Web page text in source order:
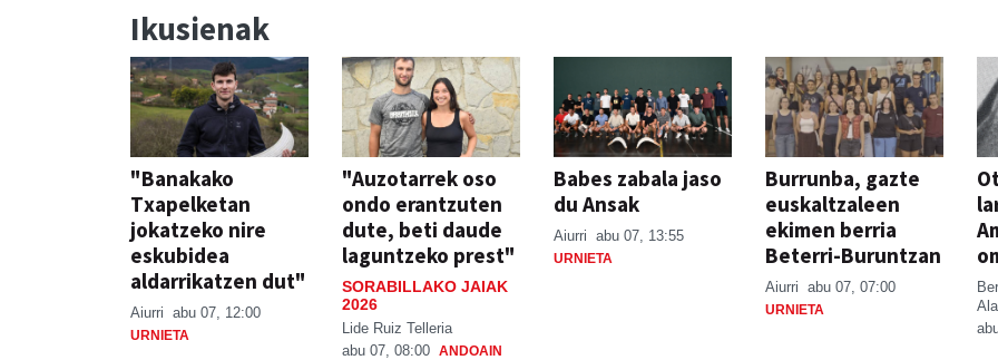
Ikusienak
"Banakako
Txapelketan
jokatzeko nire
eskubidea
aldarrikatzen dut"
Aiurri abu 07, 12:00
URNIETA
"Auzotarrek oso
ondo erantzuten
dute, beti daude
laguntzeko prest"
SORABILLAKO JAIAK
2026
Lide Ruiz Telleria
abu 07, 08:00 ANDOAIN
Babes zabala jaso
du Ansak
Aiurri abu 07, 13:55
URNIETA
Burrunba, gazte
euskaltzaleen
ekimen berria
Beterri-Buruntzan
Aiurri abu 07, 07:00
URNIETA